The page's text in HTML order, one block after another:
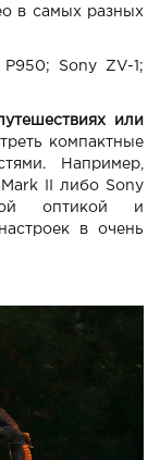
в самых разных
Sony ZV-1;
или
компактные
Например,
II либо Sony
оптикой и
в очень